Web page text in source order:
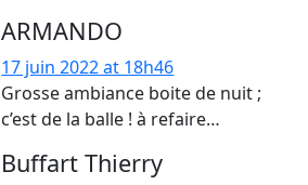
ARMANDO
17 juin 2022 at 18h46
Grosse ambiance boite de nuit ;
c’est de la balle ! à refaire…
Buffart Thierry